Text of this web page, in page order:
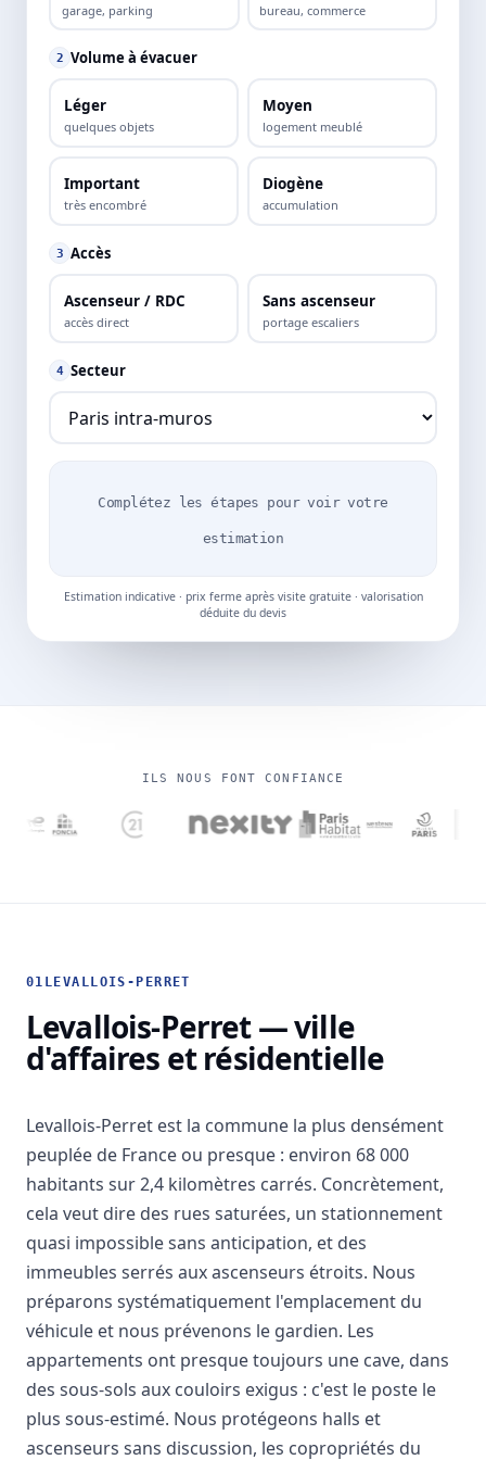
garage, parking bureau, commerce
2 Volume à évacuer
Léger
quelques objets
Moyen
logement meublé
Important
très encombré
Diogène
accumulation
3 Accès
Ascenseur / RDC
accès direct
Sans ascenseur
portage escaliers
4 Secteur
Complétez les étapes pour voir votre
estimation
Estimation indicative · prix ferme après visite gratuite · valorisation
déduite du devis
ILS NOUS FONT CONFIANCE
01 LEVALLOIS-PERRET
Levallois-Perret — ville
d'affaires et résidentielle
Levallois-Perret est la commune la plus densément
peuplée de France ou presque : environ 68 000
habitants sur 2,4 kilomètres carrés. Concrètement,
cela veut dire des rues saturées, un stationnement
quasi impossible sans anticipation, et des
immeubles serrés aux ascenseurs étroits. Nous
préparons systématiquement l'emplacement du
véhicule et nous prévenons le gardien. Les
appartements ont presque toujours une cave, dans
des sous-sols aux couloirs exigus : c'est le poste le
plus sous-estimé. Nous protégeons halls et
ascenseurs sans discussion, les copropriétés du